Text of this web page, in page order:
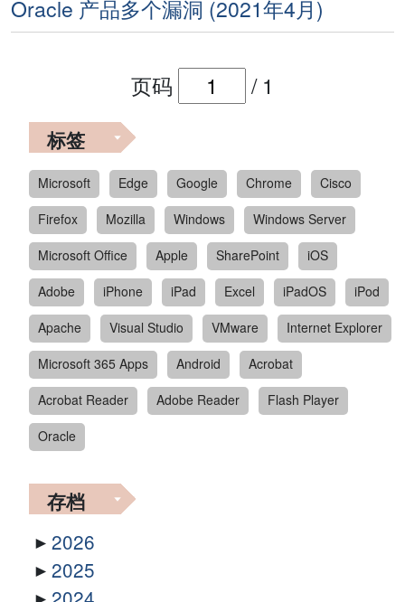
Oracle 产品多个漏洞 (2021年4月)
页码 / 1
标签
Microsoft Edge Google Chrome
Cisco
Firefox
Mozilla Windows
Windows Server
Microsoft Office
Apple SharePoint
iOS
Adobe
iPhone iPad Excel iPadOS
iPod
Apache
Visual Studio VMware
Internet Explorer
Microsoft 365 Apps
Android
Acrobat
Acrobat Reader
Adobe Reader
Flash Player
Oracle
存档
2026
2025